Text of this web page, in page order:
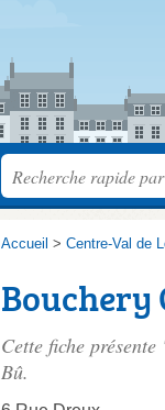
Accueil > Centre-Val de
Bouchery
Cette fiche
Bû.